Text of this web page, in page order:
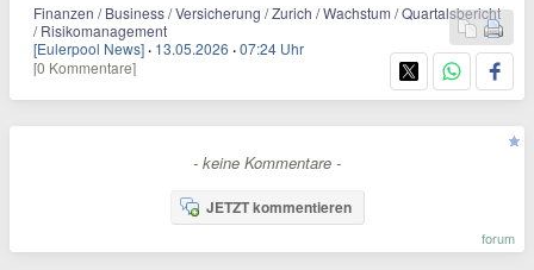
Finanzen / Business / Versicherung / Zurich / Wachstum / Quartalsbericht
/ Risikomanagement
[Eulerpool News] · 13.05.2026 ·07:24 Uhr
[0 Kommentare]
- keine Kommentare -
JETZT kommentieren
forum